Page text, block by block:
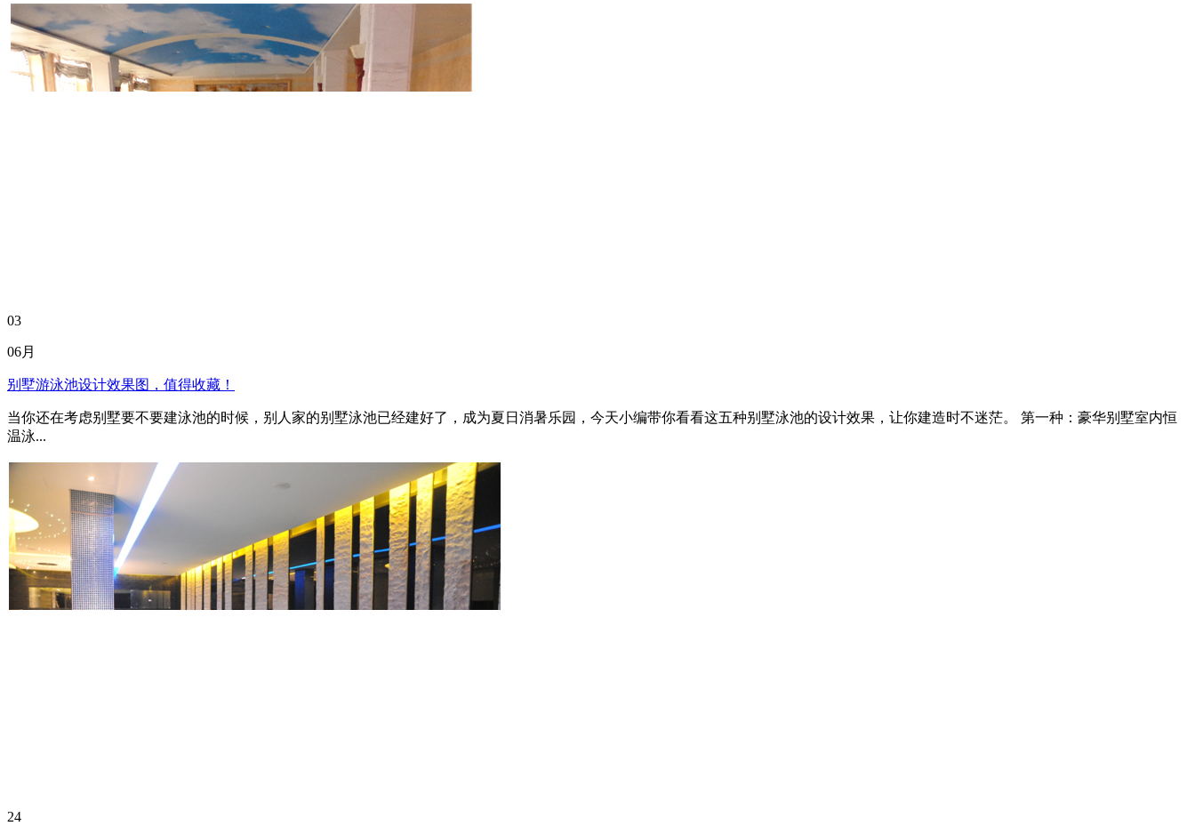
03
06月
别墅游泳池设计效果图，值得收藏！
当你还在考虑别墅要不要建泳池的时候，别人家的别墅泳池已经建好了，成为夏日消暑乐园，今天小编带你看看这五种别墅泳池的设计效果，让你建造时不迷茫。 第一种：豪华别墅室内恒
温泳...
24